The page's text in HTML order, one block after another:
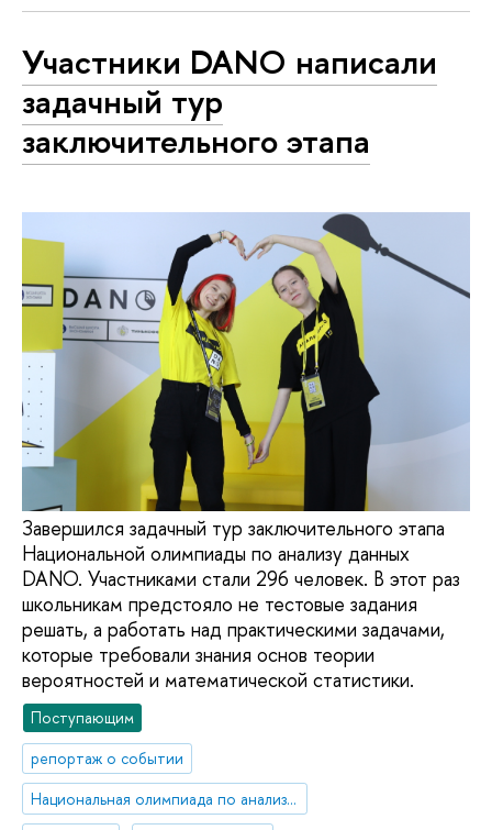
Участники DANO написали
задачный тур
заключительного этапа
Завершился задачный тур заключительного этапа
Национальной олимпиады по анализу данных
DANO. Участниками стали 296 человек. В этот раз
школьникам предстояло не тестовые задания
решать, а работать над практическими задачами,
которые требовали знания основ теории
вероятностей и математической статистики.
Поступающим
репортаж о событии
Национальная олимпиада по анализу данных «DANO»